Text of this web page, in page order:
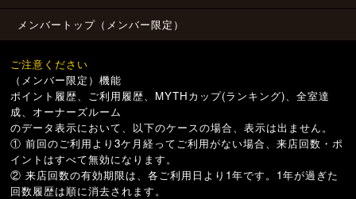
メンバートップ（メンバー限定）
ご注意ください
（メンバー限定）機能
ポイント履歴、ご利用履歴、MYTHカップ(ランキング)、全室達
成、オーナーズルーム
のデータ表示において、以下のケースの場合、表示は出ません。
① 前回のご利用より3ケ月経ってご利用がない場合、来店回数・ポ
イントはすべて無効になります。
② 来店回数の有効期限は、各ご利用日より1年です。1年が過ぎた
回数履歴は順に消去されます。